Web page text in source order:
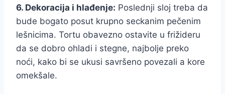
6. Dekoracija i hlađenje: Poslednji sloj treba da
bude bogato posut krupno seckanim pečenim
lešnicima. Tortu obavezno ostavite u frižideru
da se dobro ohladi i stegne, najbolje preko
noći, kako bi se ukusi savršeno povezali a kore
omekšale.